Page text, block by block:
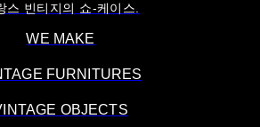
스 빈티지의 쇼-케이스.
WE MAKE
FURNITURES
OBJECTS